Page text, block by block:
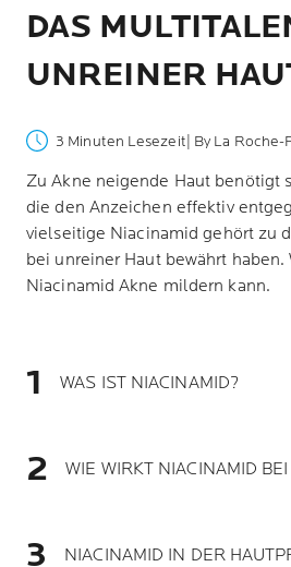
DAS
UNREINER
3 Minuten Lesezeit | By La Roche-
Zu Akne neigende Haut benötigt
die den Anzeichen effektiv
vielseitige Niacinamid gehört zu
bei unreiner Haut bewährt haben.
Niacinamid Akne mildern kann.
WAS IST NIACINAMID?
WIE WIRKT NIACINAMID
NIACINAMID IN DER